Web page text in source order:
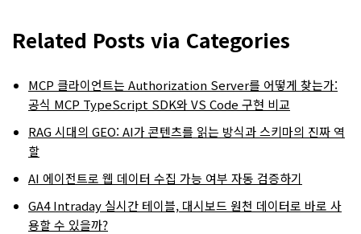
Related Posts via Categories
MCP 클라이언트는 Authorization Server를 어떻게 찾는가:
공식 MCP TypeScript SDK와 VS Code 구현 비교
RAG 시대의 GEO: AI가 콘텐츠를 읽는 방식과 스키마의 진짜 역
할
AI 에이전트로 웹 데이터 수집 가능 여부 자동 검증하기
GA4 Intraday 실시간 테이블, 대시보드 원천 데이터로 바로 사
용할 수 있을까?